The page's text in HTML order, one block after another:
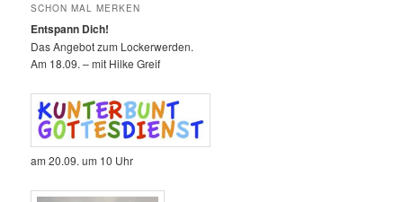
SCHON MAL MERKEN
Entspann Dich!
Das Angebot zum Lockerwerden.
Am 18.09. – mit Hilke Greif
am 20.09. um 10 Uhr